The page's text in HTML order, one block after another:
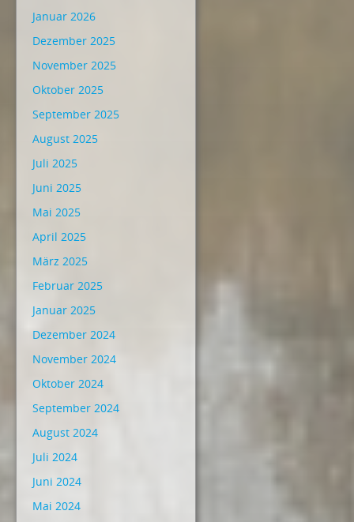
Januar 2026
Dezember 2025
November 2025
Oktober 2025
September 2025
August 2025
Juli 2025
Juni 2025
Mai 2025
April 2025
März 2025
Februar 2025
Januar 2025
Dezember 2024
November 2024
Oktober 2024
September 2024
August 2024
Juli 2024
Juni 2024
Mai 2024